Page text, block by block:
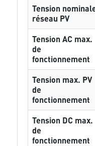
Tension
réseau PV
Tension AC max.
de
fonctionnement
Tension max. PV
de
fonctionnement
Tension DC max.
de
fonctionnement